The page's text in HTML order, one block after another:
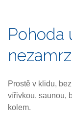
Pohoda
Prostě v klidu,
vířivkou, saunou,
kolem.